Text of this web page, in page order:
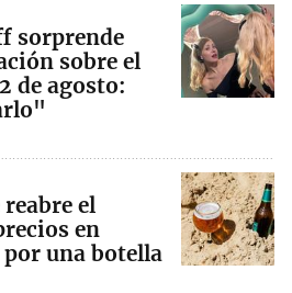
sorprende
sobre el
de agosto:
el
en
una botella